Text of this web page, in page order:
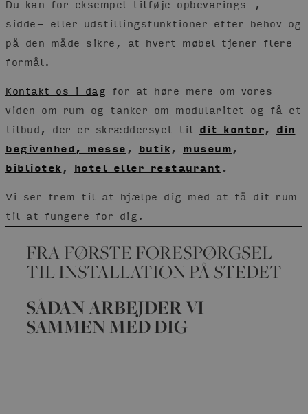
Du kan for eksempel tilføje opbevarings-,
sidde- eller udstillingsfunktioner efter behov og
på den måde sikre, at hvert møbel tjener flere
formål.
Kontakt os i dag for at høre mere om vores
viden om rum og tanker om modularitet og få et
tilbud, der er skræddersyet til dit kontor, din
begivenhed, messe, butik, museum,
bibliotek, hotel eller restaurant.
Vi ser frem til at hjælpe dig med at få dit rum
til at fungere for dig.
FRA FØRSTE FORESPØRGSEL
TIL INSTALLATION PÅ STEDET
SÅDAN ARBEJDER VI
SAMMEN MED DIG